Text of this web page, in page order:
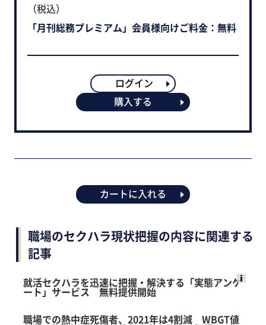
（税込）
「月刊総務プレミアム」会員様向けご料金：無料
ログイン
購入する
カートに入れる
職場のセクハラ現状把握の内容に関連する
記事
logly
就活セクハラを迅速に把握・解決する「実態アンケ
ート」サービス 無料提供開始
職場での熱中症死傷者、2021年は4割減 WBGT値